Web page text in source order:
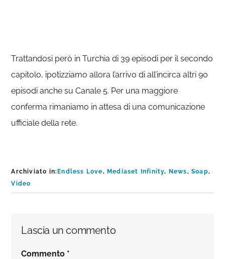
Trattandosi però in Turchia di 39 episodi per il secondo
capitolo, ipotizziamo allora l’arrivo di all’incirca altri 90
episodi anche su Canale 5. Per una maggiore
conferma rimaniamo in attesa di una comunicazione
ufficiale della rete.
Archiviato in:Endless Love,Mediaset Infinity, News,Soap,
Video
Interazioni
del
Lascia un commento
Commento *